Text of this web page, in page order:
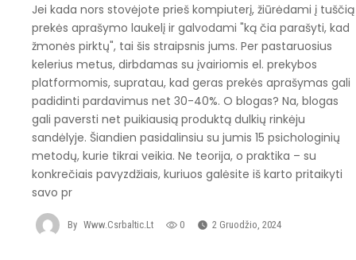
Jei kada nors stovėjote prieš kompiuterį, žiūrėdami į tuščią
prekės aprašymo laukelį ir galvodami "ką čia parašyti, kad
žmonės pirktų", tai šis straipsnis jums. Per pastaruosius
kelerius metus, dirbdamas su įvairiomis el. prekybos
platformomis, supratau, kad geras prekės aprašymas gali
padidinti pardavimus net 30-40%. O blogas? Na, blogas
gali paversti net puikiausią produktą dulkių rinkėju
sandėlyje. Šiandien pasidalinsiu su jumis 15 psichologinių
metodų, kurie tikrai veikia. Ne teorija, o praktika – su
konkrečiais pavyzdžiais, kuriuos galėsite iš karto pritaikyti
savo pr
By Www.csrbaltic.lt 0 2 Gruodžio, 2024